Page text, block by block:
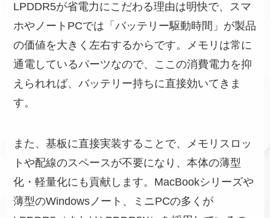
LPDDR5が省電力にこだわる理由は明快で、スマ
ホやノートPCでは「バッテリー駆動時間」が製品
の価値を大きく左右するからです。メモリは常に
通電しているパーツなので、ここの消費電力を抑
えられれば、バッテリー持ちに直接効いてきま
す。
また、基板に直接実装することで、メモリスロッ
トや配線のスペースが不要になり、本体の薄型
化・軽量化にも貢献します。MacBookシリーズや
薄型のWindowsノート、ミニPCの多くが